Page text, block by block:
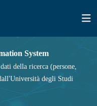
System
della ricerca (persone,
degli Studi